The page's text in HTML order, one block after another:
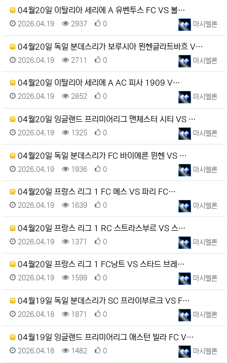
04월20일 이탈리아 세리에 A 유벤투스 FC VS 볼…
등록자마시멜론
등록일
2026.04.19 조회
2937 추천
0
04월20일 독일 분데스리가 보루시아 묀헨글라트바흐 V…
등록자마시멜론
등록일
2026.04.19 조회
2711 추천
0
04월20일 이탈리아 세리에 A AC 피사 1909 V…
등록자마시멜론
등록일
2026.04.19 조회
2852 추천
0
04월20일 잉글랜드 프리미어리그 맨체스터 시티 VS …
등록자마시멜론
등록일
2026.04.19 조회
1325 추천
0
04월20일 독일 분데스리가 FC 바이에른 뮌헨 VS …
등록자마시멜론
등록일
2026.04.19 조회
1936 추천
0
04월20일 프랑스 리그 1 FC 메스 VS 파리 FC…
등록자마시멜론
등록일
2026.04.19 조회
1639 추천
0
04월20일 프랑스 리그 1 RC 스트라스부르 VS 스…
등록자마시멜론
등록일
2026.04.19 조회
1371 추천
0
04월20일 프랑스 리그 1 FC낭트 VS 스타드 브레…
등록자마시멜론
등록일
2026.04.19 조회
1599 추천
0
04월19일 독일 분데스리가 SC 프라이부르크 VS F…
등록자마시멜론
등록일
2026.04.18 조회
1871 추천
0
04월19일 잉글랜드 프리미어리그 애스턴 빌라 FC V…
등록자마시멜론
등록일
2026.04.18 조회
1482 추천
0